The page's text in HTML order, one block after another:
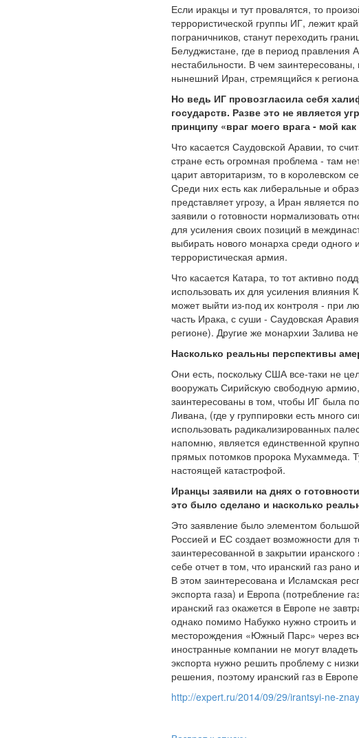
Если иракцы и тут провалятся, то
террористической группы ИГ, лежит
пограничников, станут переходить
Белуджистане, где в период правления
нестабильности. В чем заинтересованы,
нынешний Иран, стремящийся к
Но ведь ИГ провозгласила себя
государств. Разве это не является
принципу «враг моего врага - мой
Что касается Саудовской Аравии, то
стране есть огромная проблема - там
царит авторитаризм, то в королевском
Среди них есть как либеральные и
представляет угрозу, а Иран является
заявили о готовности нормализовать
для усиления своих позиций в
выбирать нового монарха среди одного
террористическая армия.
Что касается Катара, то тот активно
использовать их для усиления
может выйти из-под их контроля - при
часть Ирака, с суши - Саудовская
регионе). Другие же монархии Залива
Насколько реальны перспективы
Они есть, поскольку США все-таки не
вооружать Сирийскую свободную
заинтересованы в том, чтобы ИГ была
Ливана, (где у группировки есть много
использовать радикализированных
напомню, является единственной
прямых потомков пророка Мухаммеда.
настоящей катастрофой.
Иранцы заявили на днях о
это было сделано и насколько
Это заявление было элементом
Россией и ЕС создает возможности для
заинтересованной в закрытии
себе отчет в том, что иранский газ
В этом заинтересована и Исламская
экспорта газа) и Европа (потребление
иранский газ окажется в Европе не
однако помимо Набукко нужно строить
месторождения «Южный Парс» через
иностранные компании не могут
экспорта нужно решить проблему с
решения, поэтому иранский газ в
http://expert.ru/2014/09/29/irantsyi-ne-